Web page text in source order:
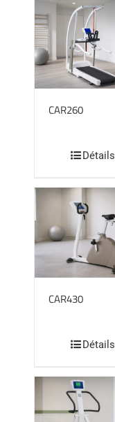
CAR260
Détails
CAR430
Détails